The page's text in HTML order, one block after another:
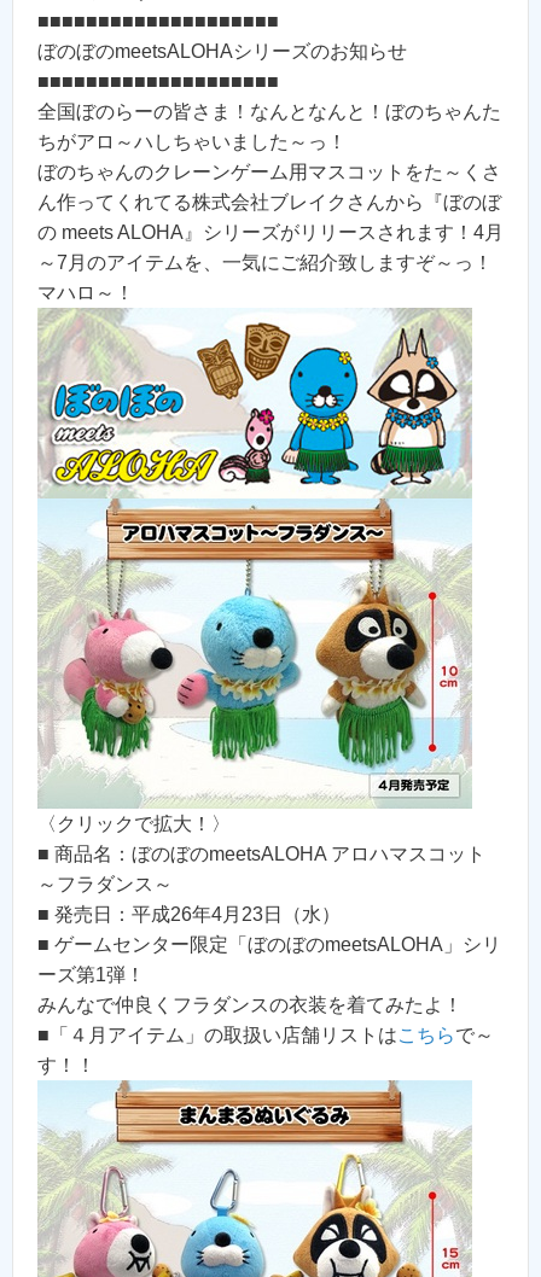
■■■■■■■■■■■■■■■■■■■■
ぼのぼのmeetsALOHAシリーズのお知らせ
■■■■■■■■■■■■■■■■■■■■
全国ぼのらーの皆さま！なんとなんと！ぼのちゃんた
ちがアロ～ハしちゃいました～っ！
ぼのちゃんのクレーンゲーム用マスコットをた～くさ
ん作ってくれてる株式会社ブレイクさんから『ぼのぼ
の meets ALOHA』シリーズがリリースされます！4月
～7月のアイテムを、一気にご紹介致しますぞ～っ！
マハロ～！
〈クリックで拡大！〉
■ 商品名：ぼのぼのmeetsALOHA アロハマスコット
～フラダンス～
■ 発売日：平成26年4月23日（水）
■ ゲームセンター限定「ぼのぼのmeetsALOHA」シリ
ーズ第1弾！
みんなで仲良くフラダンスの衣装を着てみたよ！
■「４月アイテム」の取扱い店舗リストはこちらで～
す！！